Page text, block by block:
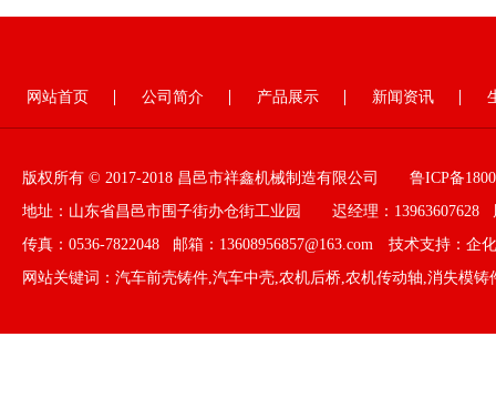
网站首页 公司简介 产品展示 新闻资讯
版权所有 © 2017-2018 昌邑市祥鑫机械制造有限公司 鲁ICP备
地址：山东省昌邑市围子街办仓街工业园 迟经理：13963607628
传真：0536-7822048 邮箱：13608956857@163.com 技术支持： 企
网站关键词： 汽车前壳铸件,汽车中壳,农机后桥,农机传动轴,消失模铸